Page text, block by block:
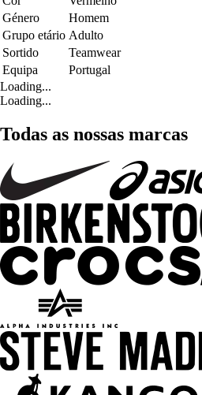
Género
Homem
Grupo etário Adulto
Sortido
Teamwear
Equipa
Portugal
Loading...
Loading...
Todas as nossas marcas